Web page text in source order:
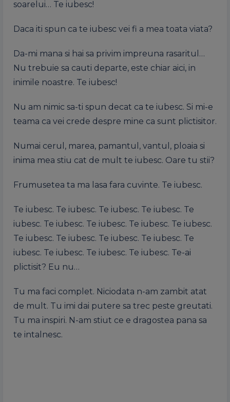
soarelui… Te iubesc!
Daca iti spun ca te iubesc vei fi a mea toata viata?
Da-mi mana si hai sa privim impreuna rasaritul…
Nu trebuie sa cauti departe, este chiar aici, in
inimile noastre. Te iubesc!
Nu am nimic sa-ti spun decat ca te iubesc. Si mi-e
teama ca vei crede despre mine ca sunt plictisitor.
Numai cerul, marea, pamantul, vantul, ploaia si
inima mea stiu cat de mult te iubesc. Oare tu stii?
Frumusetea ta ma lasa fara cuvinte. Te iubesc.
Te iubesc. Te iubesc. Te iubesc. Te iubesc. Te
iubesc. Te iubesc. Te iubesc. Te iubesc. Te iubesc.
Te iubesc. Te iubesc. Te iubesc. Te iubesc. Te
iubesc. Te iubesc. Te iubesc. Te iubesc. Te-ai
plictisit? Eu nu…
Tu ma faci complet. Niciodata n-am zambit atat
de mult. Tu imi dai putere sa trec peste greutati.
Tu ma inspiri. N-am stiut ce e dragostea pana sa
te intalnesc.